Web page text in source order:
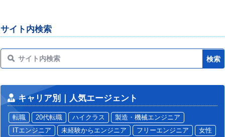
サイト内検索
キャリア別｜人気エージェント
転職 20代転職 ハイクラス
製造・機械エンジニア
ITエンジニア
未経験からエンジニア フリーエンジニア
女性